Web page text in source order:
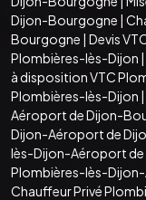
Dijon-Bourgogne |
Bourgogne | Devis
Plombières-lès-Dijon |
à disposition VTC
Plombières-lès-Dijon |
Aéroport de Dijon-
Dijon-Aéroport de
lès-Dijon-Aéroport
Plombières-lès-
Chauffeur Privé